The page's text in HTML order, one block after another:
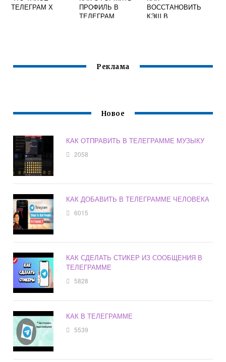
ТЕЛЕГРАМ Х
ПРОФИЛЬ В
ТЕЛЕГРАМ
ВОССТАНОВИТЬ
КЭШ В
Реклама
Новое
КАК ОТПРАВИТЬ В ТЕЛЕГРАММЕ МУЗЫКУ
2058
КАК ДОБАВИТЬ В ТЕЛЕГРАММЕ ЧЕЛОВЕКА
6015
КАК СДЕЛАТЬ СТИКЕР ИЗ СООБЩЕНИЯ В
ТЕЛЕГРАММЕ
5828
КАК В ТЕЛЕГРАММЕ
5539